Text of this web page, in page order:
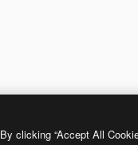
By clicking “Accept All